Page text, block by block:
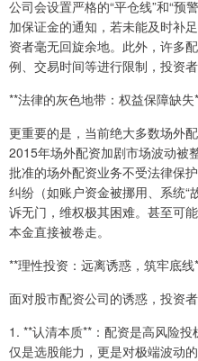
公司会设置严格的“平仓线”和“预
加保证金的通知，若未能及时补
资者毫无回旋余地。此外，许多
例、交易时间等进行限制，投资
**法律的灰色地带：权益保障缺失
更重要的是，当前绝大多数场外
2015年场外配资加剧市场波动被
批准的场外配资业务不受法律保
纠纷（如账户资金被挪用、系统“
诉无门，维权极其困难。甚至可
本金直接被卷走。
**理性投资：远离诱惑，筑牢底线
面对股市配资公司的诱惑，投资
1. **认清本质**：配资是高风险
仅是选股能力，更是对极端波动